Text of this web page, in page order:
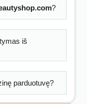
?
iš
parduotuvę?